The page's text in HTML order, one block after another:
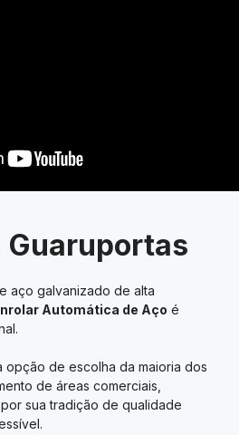
Guaruportas
aço galvanizado de alta
Automática de Aço é
opção de escolha da maioria dos
de áreas comerciais,
sua tradição de qualidade